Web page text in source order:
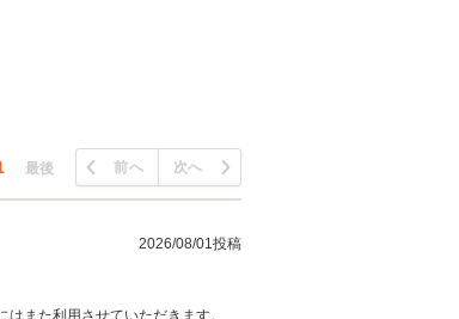
最後 前へ 次へ
2026/08/01投稿
また利用させていただきます。